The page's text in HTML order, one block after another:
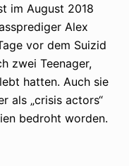
im August 2018
Alex
vor dem Suizid
zwei Teenager,
hatten. Auch sie
als „crisis actors“
bedroht worden.